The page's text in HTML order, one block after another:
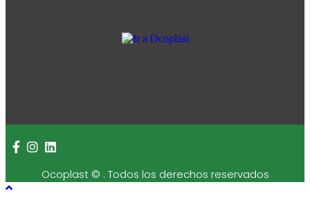
Ocoplast © . Todos los derechos reservados